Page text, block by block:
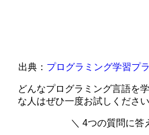
出典： プログラミング学習プ
どんなプログラミング言語を
な人はぜひ一度お試しください
＼ 4つの質問に答